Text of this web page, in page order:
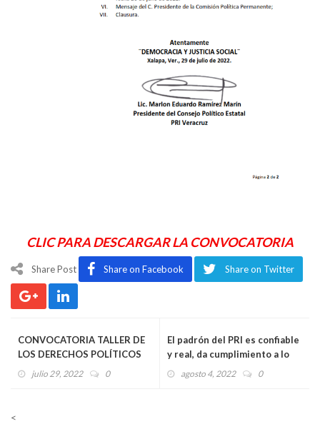
CLIC PARA DESCARGAR LA CONVOCATORIA
Share Post Share on Facebook Share on Twitter
CONVOCATORIA TALLER DE
LOS DERECHOS POLÍTICOS
ELECTORALES
julio 29, 2022 0
El padrón del PRI es confiable
y real, da cumplimiento a lo
que mandata la autoridad:
agosto 4, 2022 0
<